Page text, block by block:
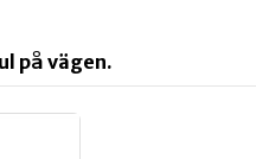
på vägen.